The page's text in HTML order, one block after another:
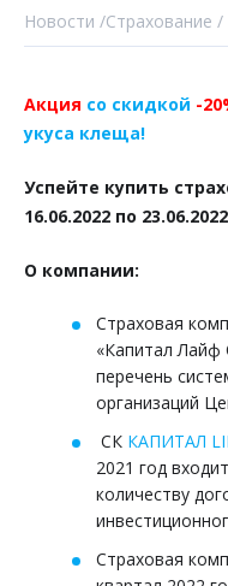
Новости /Страхование /
Акция со скидкой -
укуса клеща!
Успейте купить
16.06.2022 по
О компании:
Страховая
«Капитал Лайф
перечень
организаций
СК КАПИТАЛ
2021 год
количеству
Страховая